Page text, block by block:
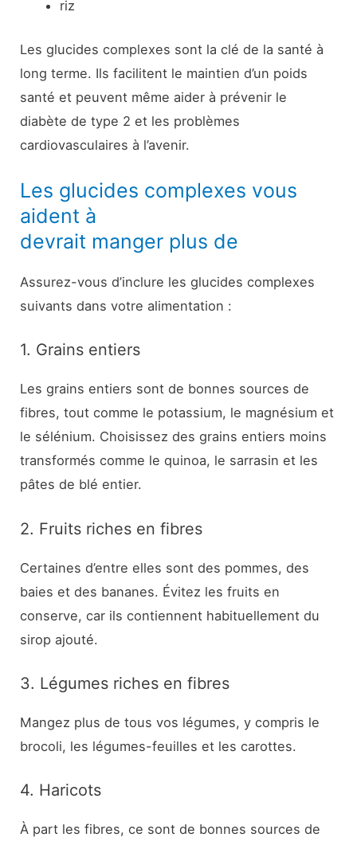
riz
Les glucides complexes sont la clé de la santé à
long terme. Ils facilitent le maintien d’un poids
santé et peuvent même aider à prévenir le
diabète de type 2 et les problèmes
cardiovasculaires à l’avenir.
Les glucides complexes vous
aident à
devrait manger plus de
Assurez-vous d’inclure les glucides complexes
suivants dans votre alimentation :
1. Grains entiers
Les grains entiers sont de bonnes sources de
fibres, tout comme le potassium, le magnésium et
le sélénium. Choisissez des grains entiers moins
transformés comme le quinoa, le sarrasin et les
pâtes de blé entier.
2. Fruits riches en fibres
Certaines d’entre elles sont des pommes, des
baies et des bananes. Évitez les fruits en
conserve, car ils contiennent habituellement du
sirop ajouté.
3. Légumes riches en fibres
Mangez plus de tous vos légumes, y compris le
brocoli, les légumes-feuilles et les carottes.
4. Haricots
À part les fibres, ce sont de bonnes sources de